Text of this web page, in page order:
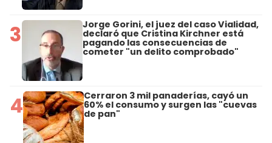
3 Jorge Gorini, el juez del caso Vialidad,
declaró que Cristina Kirchner está
pagando las consecuencias de
cometer "un delito comprobado"
4 Cerraron 3 mil panaderías, cayó un
60% el consumo y surgen las "cuevas
de pan"